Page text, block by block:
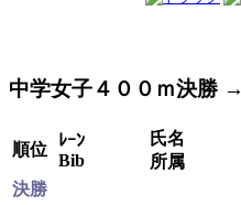
中学女子４００ｍ決勝 →
順位
ﾚｰﾝ
Bib
氏名
所属
決勝